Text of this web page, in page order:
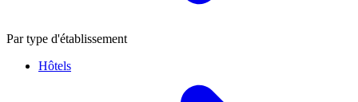
Par type d'établissement
Hôtels